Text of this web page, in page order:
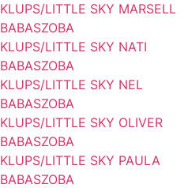
KLUPS/LITTLE SKY MARSELL
BABASZOBA
KLUPS/LITTLE SKY NATI
BABASZOBA
KLUPS/LITTLE SKY NEL
BABASZOBA
KLUPS/LITTLE SKY OLIVER
BABASZOBA
KLUPS/LITTLE SKY PAULA
BABASZOBA